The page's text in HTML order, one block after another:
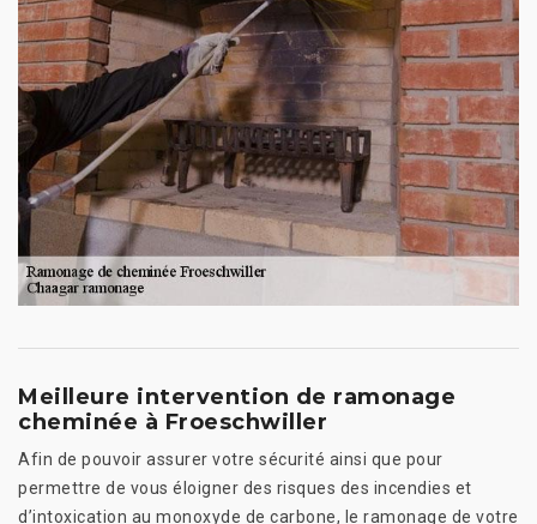
Meilleure intervention de ramonage
cheminée à Froeschwiller
Afin de pouvoir assurer votre sécurité ainsi que pour
permettre de vous éloigner des risques des incendies et
d’intoxication au monoxyde de carbone, le ramonage de votre